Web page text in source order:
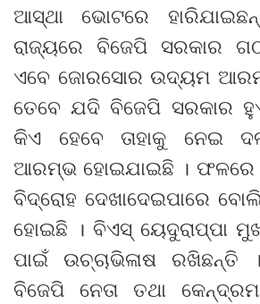
ଆସ୍ଥା ଭୋଟରେ
ରାଜ୍ୟରେ ବିଜେପି ସରକାର
ଏବେ ଜୋରସୋର ଉଦ୍ୟମ
ତେବେ ଯଦି ବିଜେପି ସରକାର
କିଏ ହେବେ ତାହାକୁ ନେଇ
ଆରମ୍ଭ ହୋଇଯାଇଛି । ଫଳରେ
ବିଦ୍ରୋହ ଦେଖାଦେଇପାରେ
ହୋଇଛି । ବିଏସ୍ ୟେଦୁରାପ୍ପା
ପାଇଁ ଉଚ୍ଚାଭିଳାଷ
ବିଜେପି ନେତା ତଥା